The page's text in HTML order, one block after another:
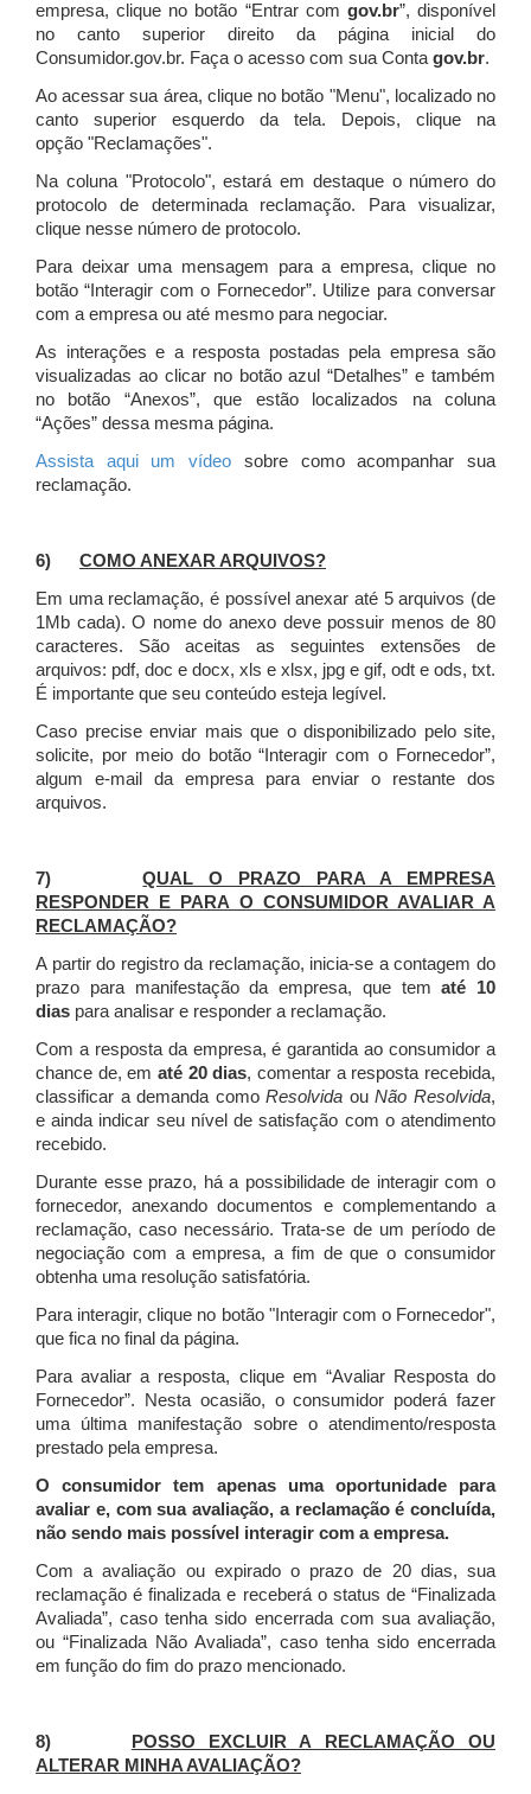
empresa, clique no botão “Entrar com gov.br”, disponível
no canto superior direito da página inicial do
Consumidor.gov.br. Faça o acesso com sua Contagov.br.
Ao acessar sua área, clique no botão "Menu", localizado no
canto superior esquerdo da tela. Depois, clique na
opção "Reclamações".
Na coluna "Protocolo", estará em destaque o número do
protocolo de determinada reclamação. Para visualizar,
clique nesse número de protocolo.
Para deixar uma mensagem para a empresa, clique no
botão “Interagir com o Fornecedor”. Utilize para conversar
com a empresa ou até mesmo para negociar.
As interações e a resposta postadas pela empresa são
visualizadas ao clicar no botão azul “Detalhes” e também
no botão “Anexos”, que estão localizados na coluna
“Ações” dessa mesma página.
Assista aqui um vídeo sobre como acompanhar sua
reclamação.
6) COMO ANEXAR ARQUIVOS?
Em uma reclamação, é possível anexar até 5 arquivos (de
1Mb cada). O nome do anexo deve possuir menos de 80
caracteres. São aceitas as seguintes extensões de
arquivos: pdf, doc e docx, xls e xlsx, jpg e gif, odt e ods, txt.
É importante que seu conteúdo esteja legível.
Caso precise enviar mais que o disponibilizado pelo site,
solicite, por meio do botão “Interagir com o Fornecedor”,
algum e-mail da empresa para enviar o restante dos
arquivos.
7)QUAL O PRAZO PARA A EMPRESA
RESPONDER E PARA O CONSUMIDOR AVALIAR A
RECLAMAÇÃO?
A partir do registro da reclamação, inicia-se a contagem do
prazo para manifestação da empresa, que tematé 10
dias para analisar e responder a reclamação.
Com a resposta da empresa, é garantida ao consumidor a
chance de, em até 20 dias, comentar a resposta recebida,
classificar a demanda comoResolvida ouNão Resolvida,
e ainda indicar seu nível de satisfação com o atendimento
recebido.
Durante esse prazo, há a possibilidade de interagir com o
fornecedor, anexando documentos e complementando a
reclamação, caso necessário.Trata-se de um período de
negociação com a empresa, a fim de que o consumidor
obtenha uma resolução satisfatória.
Para interagir, clique no botão "Interagir com o Fornecedor",
que fica no final da página.
Para avaliar a resposta, clique em “Avaliar Resposta do
Fornecedor”. Nesta ocasião, o consumidor poderá fazer
uma última manifestação sobre o atendimento/resposta
prestado pela empresa.
O consumidor tem apenas uma oportunidade para
avaliar e, com sua avaliação, a reclamação é concluída,
não sendo mais possível interagir com a empresa.
Com a avaliação ou expirado o prazo de 20 dias, sua
reclamação é finalizada e receberá o status de “Finalizada
Avaliada”, caso tenha sido encerrada com sua avaliação,
ou “Finalizada Não Avaliada”, caso tenha sido encerrada
em função do fim do prazo mencionado.
8)
POSSO EXCLUIR A RECLAMAÇÃO OU
ALTERAR MINHA AVALIAÇÃO?